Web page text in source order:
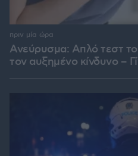
Ανεύρυσμα: Απλό τεστ
τον αυξημένο κίνδυνο –
πριν μία ώρα